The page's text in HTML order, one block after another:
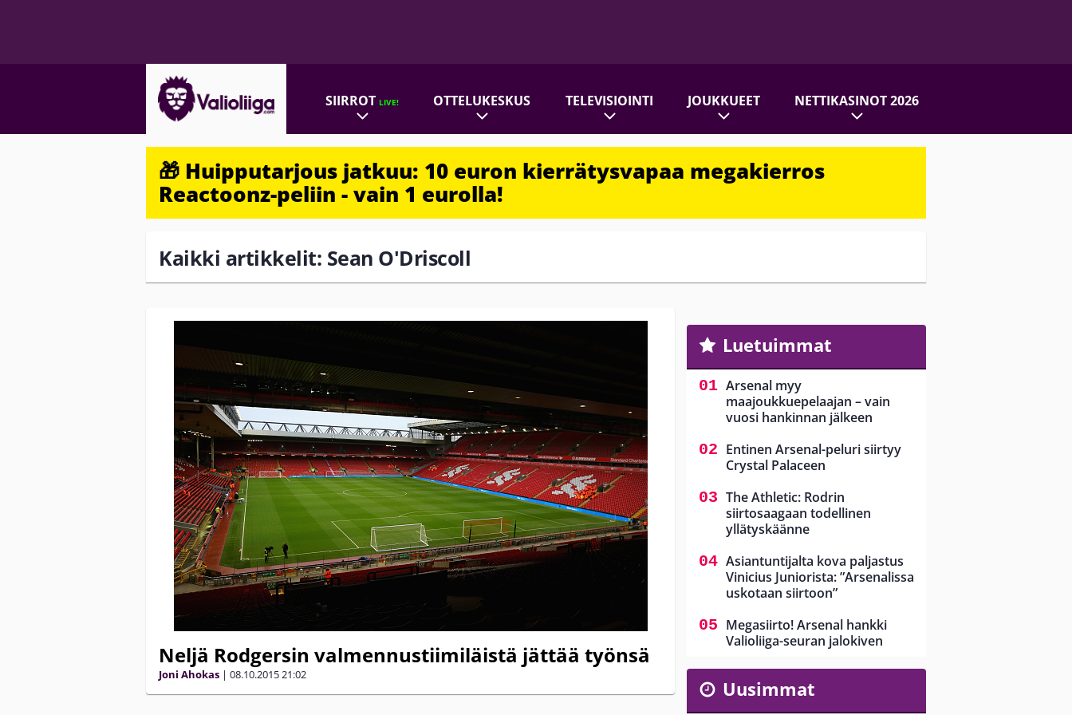
SIIRROTLIVE! OTTELUKESKUS TELEVISIOINTI JOUKKUEET NETTIKASINOT 2026
🎁 Huipputarjous jatkuu: 10 euron kierrätysvapaa megakierros
Reactoonz-peliin - vain 1 eurolla!
Kaikki artikkelit: Sean O'Driscoll
Neljä Rodgersin valmennustiimiläistä jättää työnsä
Joni Ahokas | 08.10.201521:02
Luetuimmat
Arsenal myy
maajoukkuepelaajan – vain
vuosi hankinnan jälkeen
Entinen Arsenal-peluri siirtyy
Crystal Palaceen
The Athletic: Rodrin
siirtosaagaan todellinen
yllätyskäänne
Asiantuntijalta kova paljastus
Vinicius Juniorista: ”Arsenalissa
uskotaan siirtoon”
Megasiirto! Arsenal hankki
Valioliiga-seuran jalokiven
Uusimmat